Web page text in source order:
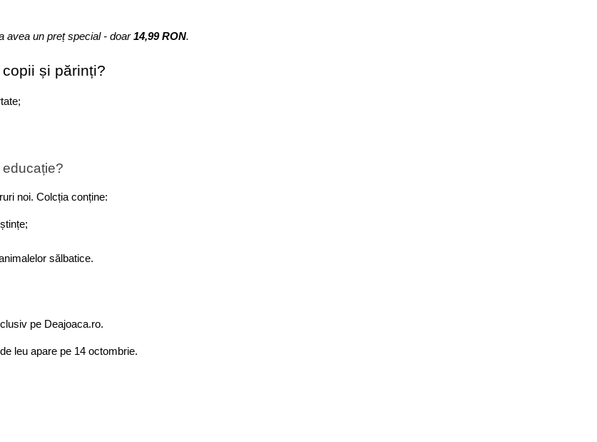
avea un preț special - doar 14,99 RON.
și părinți?
noi. Colcția conține:
sălbatice.
pe Deajoaca.ro.
leu apare pe 14 octombrie.